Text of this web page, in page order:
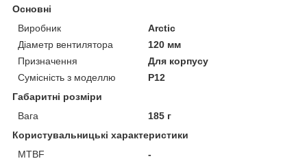
Основні
Виробник
Arctic
Діаметр вентилятора
120 мм
Призначення
Для корпусу
Сумісність з моделлю
P12
Габаритні розміри
Вага
185 г
Користувальницькі характеристики
MTBF
-